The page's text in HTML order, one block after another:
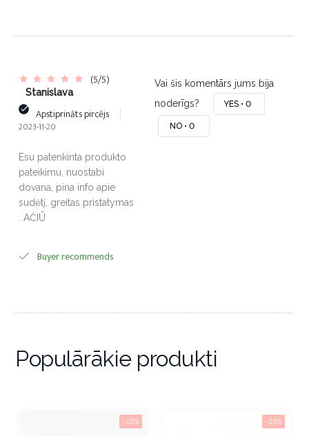
(5/5)
Stanislava
Apstiprināts pircējs
2023-11-20
Esu patenkinta produkto
pateikimu, nuostabi
dovana, pina info apie
sudėtį, greitas pristatymas
. AČIŪ
Buyer recommends
Vai šis komentārs jums bija
noderīgs?
YES •0
NO •0
Populārākie produkti
-15% -15%